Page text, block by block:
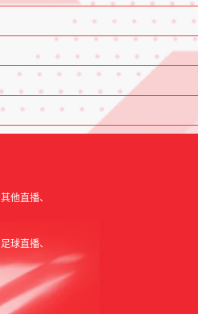
其他直播
足球直播